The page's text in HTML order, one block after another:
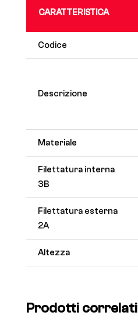
CARATTERISTICA
Codice
Descrizione
Materiale
Filettatura interna
3B
Filettatura esterna
2A
Altezza
Prodotti correlati